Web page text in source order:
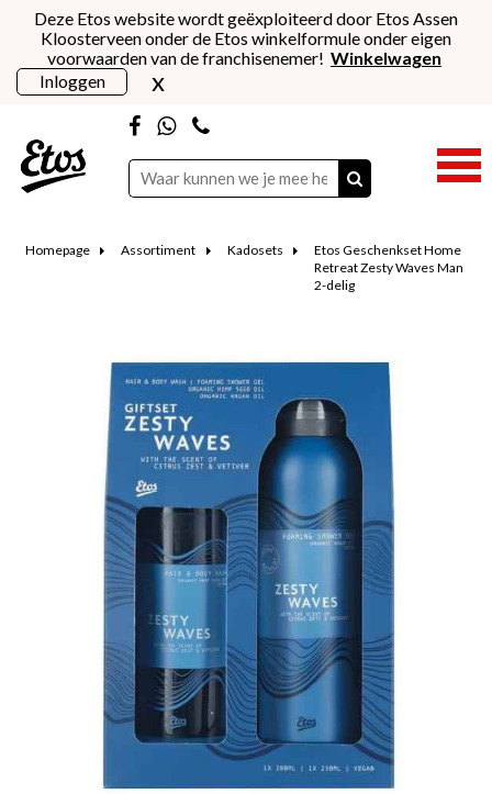
Deze Etos website wordt geëxploiteerd door Etos Assen
Kloosterveen onder de Etos winkelformule onder eigen
voorwaarden van de franchisenemer! Winkelwagen
Inloggen
x
Homepage Assortiment Kadosets
Etos Geschenkset Home
Retreat Zesty Waves Man
2-delig